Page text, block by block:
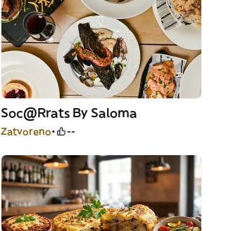
Soc@Rrats By Saloma
Zatvoreno --